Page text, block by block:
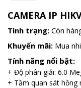
CAMERA IP
Tình trạng: Còn
Khuyến mãi: Mua
Tính năng nổi bật:
+ Độ phân giải: 6.0
+ Tầm quan sát hồng